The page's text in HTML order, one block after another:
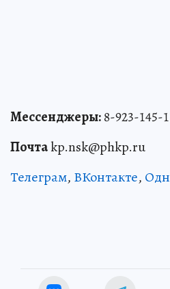
Мессенджеры:8-923-145-
Почтаkp.nsk@phkp.ru
Телеграм, ВКонтакте,